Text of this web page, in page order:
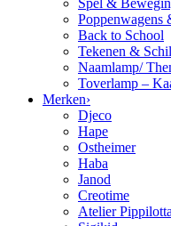
Spel &
Poppenwagens
Back to School
Tekenen &
Naamlamp/
Toverlamp –
Merken›
Djeco
Hape
Ostheimer
Haba
Janod
Creotime
Atelier Pippilotta